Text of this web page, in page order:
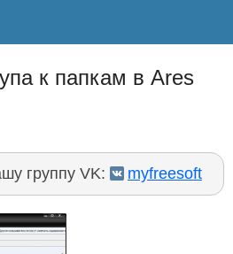
к папкам в Ares
группу VK: myfreesoft